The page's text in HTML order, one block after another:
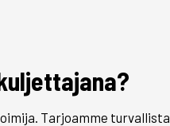
?
Tarjoamme turvallista